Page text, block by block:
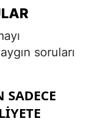
soruları